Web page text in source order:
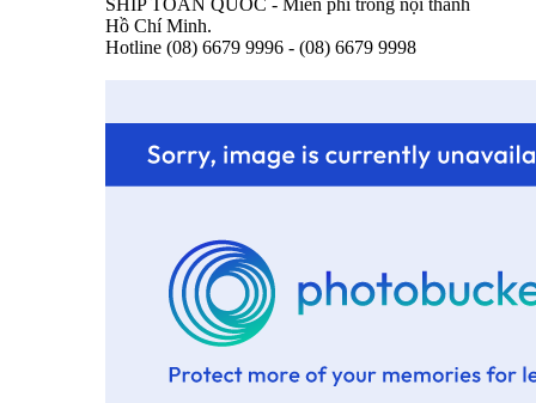
Hồ Chí Minh.
Hotline (08) 6679 9996 - (08) 6679 9998